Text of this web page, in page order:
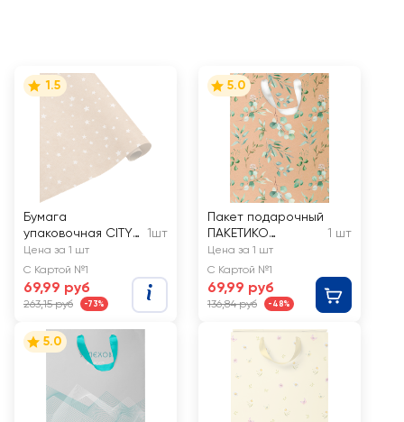
1.5
Бумага
упаковочная CITY
HOME TRADE Stars
декоративная
крафт, 70х200см,
Арт. КР70-200
1шт
Цена за 1 шт
С Картой №1
69,99 руб
263,15 руб -73%
5.0
Пакет подарочный
ПАКЕТИКО
Эвкалипт Крафт,
23х18х10см,
эффект, Арт. КМТ
1 шт
Цена за 1 шт
С Картой №1
69,99 руб
136,84 руб -48%
5.0